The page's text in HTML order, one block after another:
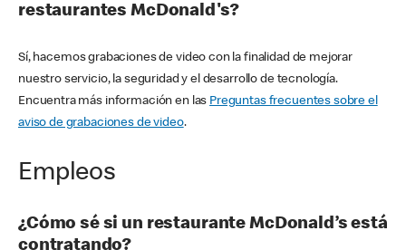
restaurantes McDonald's?
Sí, hacemos grabaciones de video con la finalidad de mejorar
nuestro servicio, la seguridad y el desarrollo de tecnología.
Encuentra más información en las Preguntas frecuentes sobre el
aviso de grabaciones de video.
Empleos
¿Cómo sé si un restaurante McDonald’s está
contratando?